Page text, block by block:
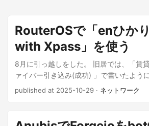
RouterOSで「enひか
with Xpass」を使う
8月に引っ越しをした。 旧居では、「賃
ァイバー引き込み(成功) 」で書いたよう
バーを引いてフレッツ光(ネクスト)を開
内であったため、これを機会にフレッツ
published at 2025-10-29 · ネットワーク